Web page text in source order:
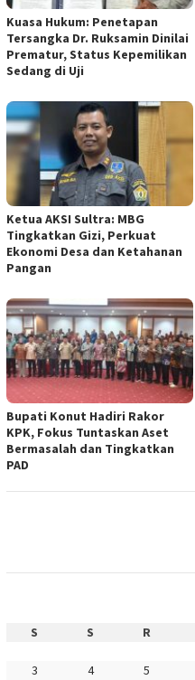
Kuasa Hukum: Penetapan
Tersangka Dr. Ruksamin Dinilai
Prematur, Status Kepemilikan
Sedang di Uji
Ketua AKSI Sultra: MBG
Tingkatkan Gizi, Perkuat
Ekonomi Desa dan Ketahanan
Pangan
Bupati Konut Hadiri Rakor
KPK, Fokus Tuntaskan Aset
Bermasalah dan Tingkatkan
PAD
S
S R
3
4 5